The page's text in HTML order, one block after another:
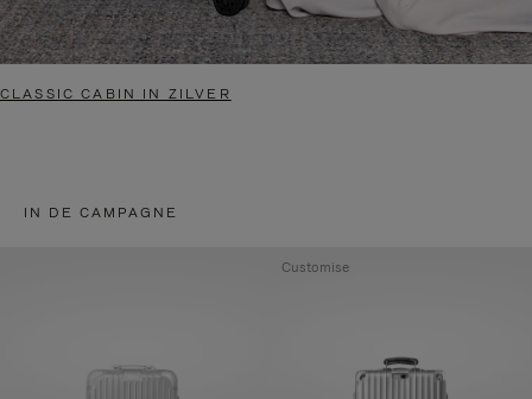
CLASSIC CABIN IN ZILVER
IN DE CAMPAGNE
Customise